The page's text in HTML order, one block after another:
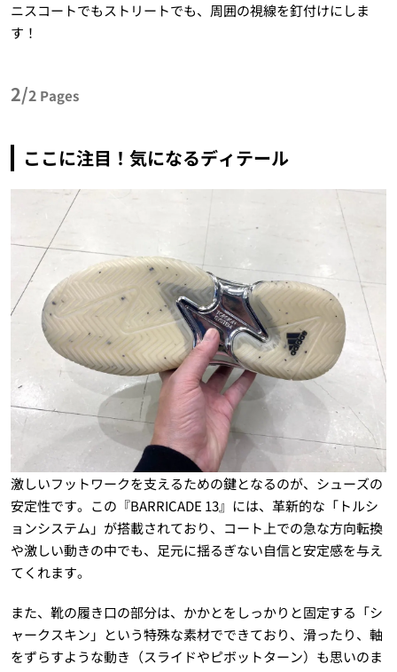
ニスコートでもストリートでも、周囲の視線を釘付けにしま
す！
2/2 Pages
ここに注目！気になるディテール
激しいフットワークを支えるための鍵となるのが、シューズの
安定性です。この『BARRICADE 13』には、革新的な「トルシ
ョンシステム」が搭載されており、コート上での急な方向転換
や激しい動きの中でも、足元に揺るぎない自信と安定感を与え
てくれます。
また、靴の履き口の部分は、かかとをしっかりと固定する「シ
ャークスキン」という特殊な素材でできており、滑ったり、軸
をずらすような動き（スライドやピボットターン）も思いのま